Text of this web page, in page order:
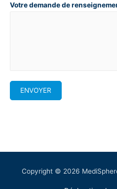
Votre demande de
ENVOYER
Copyright © 2026